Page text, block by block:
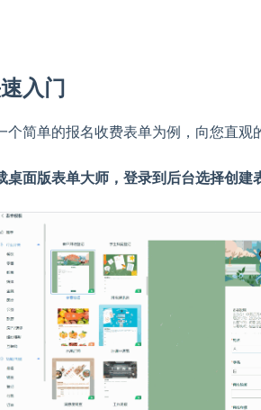
入门
个简单的报名收费表单为例，向您直观
桌面版表单大师，登录到后台选择创建